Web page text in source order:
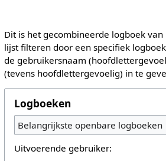
Dit is het gecombineerde logboek van
lijst filteren door een specifiek
de gebruikersnaam
(tevens hoofdlettergevoelig) in te
Logboeken
Belangrijkste openbare logboeken
Uitvoerende gebruiker: